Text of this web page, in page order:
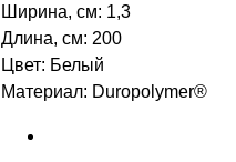
Ширина, см: 1,3
Длина, см: 200
Цвет: Белый
Материал: Duropolymer® ‎‎